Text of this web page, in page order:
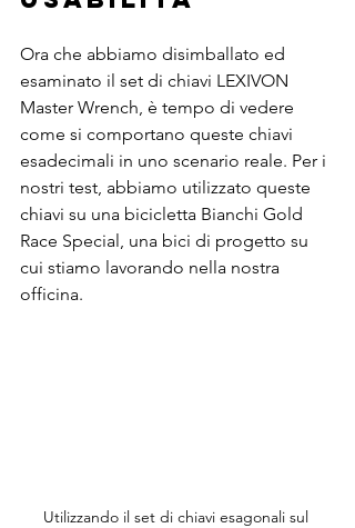
Ora che abbiamo disimballato ed
esaminato il set di chiavi LEXIVON
Master Wrench, è tempo di vedere
come si comportano queste chiavi
esadecimali in uno scenario reale. Per i
nostri test, abbiamo utilizzato queste
chiavi su una bicicletta Bianchi Gold
Race Special, una bici di progetto su
cui stiamo lavorando nella nostra
officina.
Utilizzando il set di chiavi esagonali sul